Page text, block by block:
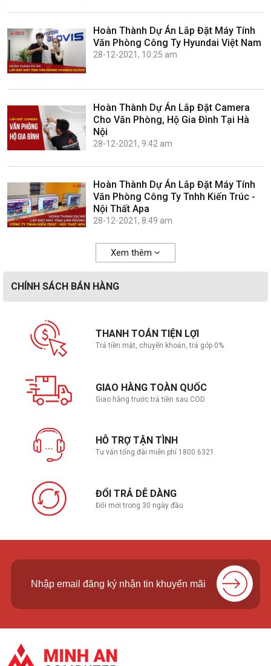
Hoàn Thành Dự Án Lắp Đặt Máy Tính
Văn Phòng Công Ty Hyundai Việt Nam
28-12-2021, 10:25 am
Hoàn Thành Dự Án Lắp Đặt Camera
Cho Văn Phòng, Hộ Gia Đình Tại Hà
Nội
28-12-2021, 9:42 am
Hoàn Thành Dự Án Lắp Đặt Máy Tính
Văn Phòng Công Ty Tnhh Kiến Trúc -
Nội Thất Apa
28-12-2021, 8:49 am
Xem thêm
CHÍNH SÁCH BÁN HÀNG
THANH TOÁN TIỆN LỢI
Trả tiền mặt, chuyển khoản, trả góp 0%
GIAO HÀNG TOÀN QUỐC
Giao hàng trước trả tiền sau COD
HỖ TRỢ TẬN TÌNH
Tư vấn tổng đài miễn phí 1800.6321
ĐỔI TRẢ DỄ DÀNG
Đổi mới trong 30 ngày đầu